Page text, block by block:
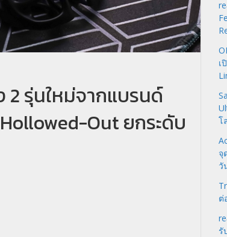
2 รุ่นใหม่จากแบรนด์
Out ยกระดับ
เ
โ
จุ
วั
ต่
รั